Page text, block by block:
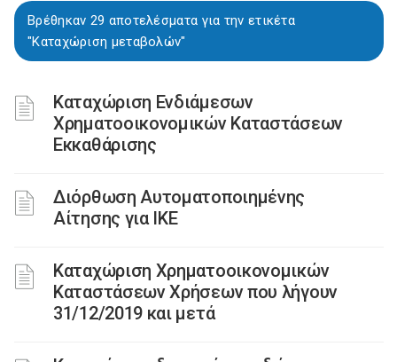
Βρέθηκαν 29 αποτελέσματα για την ετικέτα
"Καταχώριση μεταβολών"
Καταχώριση Ενδιάμεσων
Χρηματοοικονομικών Καταστάσεων
Εκκαθάρισης
Διόρθωση Αυτοματοποιημένης
Αίτησης για ΙΚΕ
Καταχώριση Χρηματοοικονομικών
Καταστάσεων Χρήσεων που λήγουν
31/12/2019 και μετά